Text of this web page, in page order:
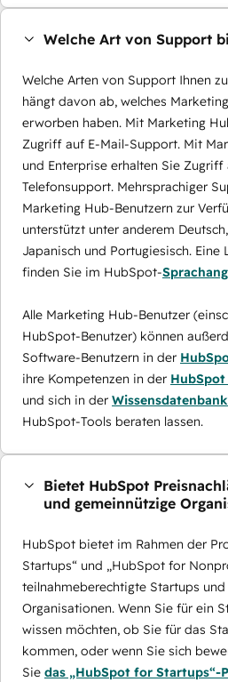
Welche Art von Support
Welche Arten von Support Ihnen
hängt davon ab, welches
erworben haben. Mit Marketing
Zugriff auf E-Mail-Support. Mit
und Enterprise erhalten Sie Zugriff
Telefonsupport. Mehrsprachiger
Marketing Hub-Benutzern zur
unterstützt unter anderem
Japanisch und Portugiesisch. Eine
finden Sie im HubSpot-
Alle Marketing Hub-Benutzer
HubSpot-Benutzer) können
Software-Benutzern in der
ihre Kompetenzen in der
und sich in der Wissensdatenbank
HubSpot-Tools beraten lassen.
Bietet HubSpot
und gemeinnützige
HubSpot bietet im Rahmen der
Startups“ und „HubSpot for
teilnahmeberechtigte Startups
Organisationen. Wenn Sie für ein
wissen möchten, ob Sie für das
kommen, oder wenn Sie sich
Sie das „HubSpot for Startups“-